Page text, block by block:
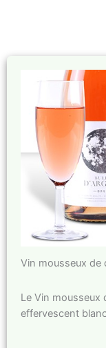
Vin mousseux de
Le Vin mousseux
effervescent